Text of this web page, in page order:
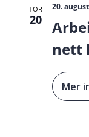
TOR
20
nett
20.
Mer